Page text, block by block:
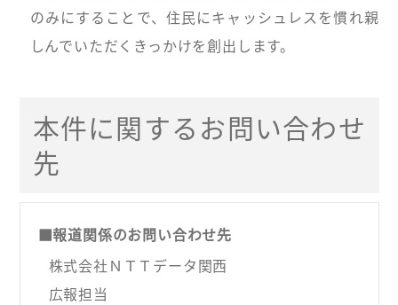
のみにすることで、住民にキャッシュレスを慣れ親
しんでいただくきっかけを創出します。
本件に関するお問い合わせ
先
■報道関係のお問い合わせ先
株式会社ＮＴＴデータ関西
広報担当